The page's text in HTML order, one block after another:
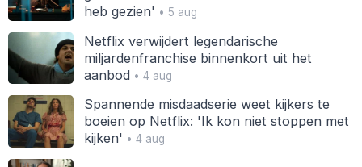
heb gezien' • 5 aug
Netflix verwijdert legendarische
miljardenfranchise binnenkort uit het
aanbod • 4 aug
Spannende misdaadserie weet kijkers te
boeien op Netflix: 'Ik kon niet stoppen met
kijken' • 4 aug